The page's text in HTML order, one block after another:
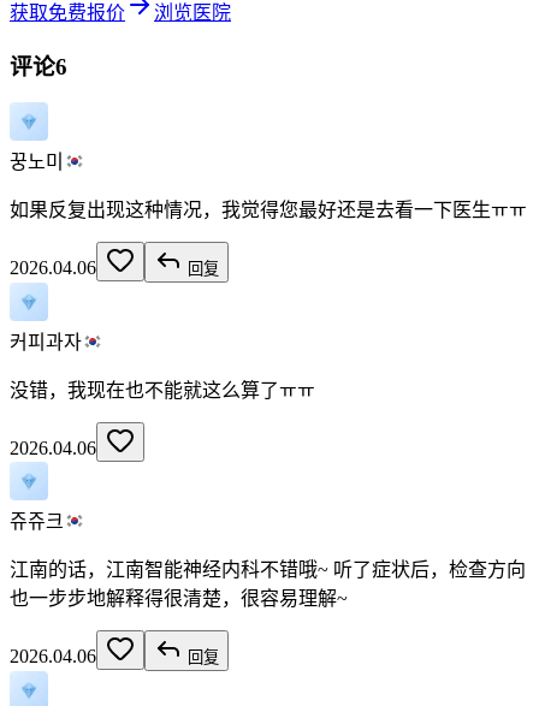
获取免费报价 浏览医院
评论6
꿍노미
如果反复出现这种情况，我觉得您最好还是去看一下医生ㅠㅠ
2026.04.06 回复
커피과자
没错，我现在也不能就这么算了ㅠㅠ
2026.04.06
쥬쥬크
江南的话，江南智能神经内科不错哦~ 听了症状后，检查方向
也一步步地解释得很清楚，很容易理解~
2026.04.06 回复